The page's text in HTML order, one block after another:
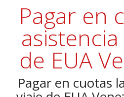
Pagar en
de EUA
Pagar en cuotas